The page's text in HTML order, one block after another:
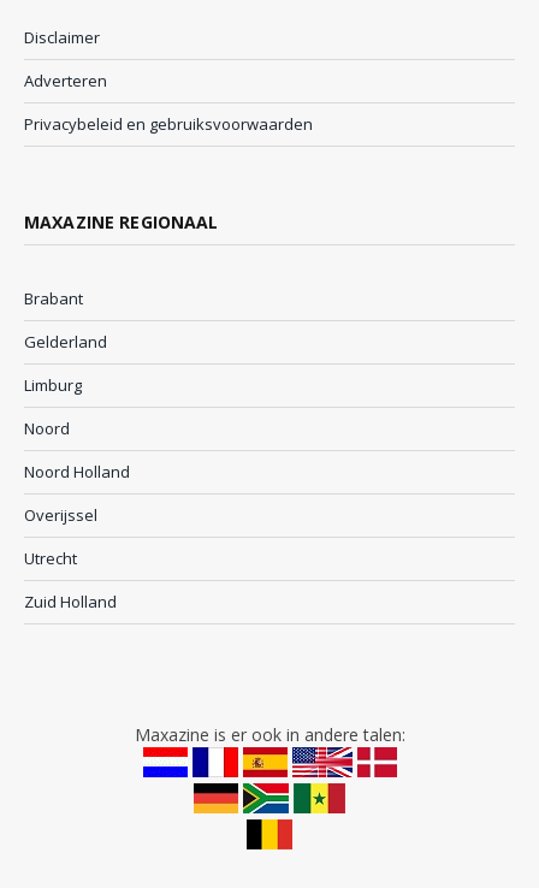
Disclaimer
Adverteren
Privacybeleid en gebruiksvoorwaarden
MAXAZINE REGIONAAL
Brabant
Gelderland
Limburg
Noord
Noord Holland
Overijssel
Utrecht
Zuid Holland
Maxazine is er ook in andere talen: